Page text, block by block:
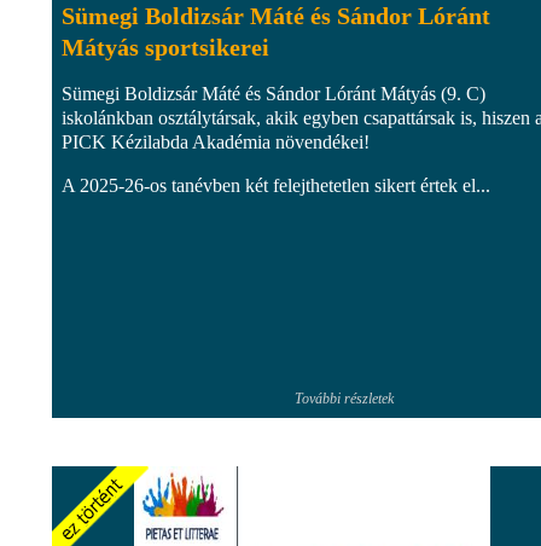
Sümegi Boldizsár Máté és Sándor Lóránt
Mátyás sportsikerei
Sümegi Boldizsár Máté és Sándor Lóránt Mátyás (9. C)
iskolánkban osztálytársak, akik egyben csapattársak is, hiszen
PICK Kézilabda Akadémia növendékei!
A 2025-26-os tanévben két felejthetetlen sikert értek el...
További részletek